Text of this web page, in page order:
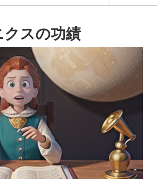
クスの功績